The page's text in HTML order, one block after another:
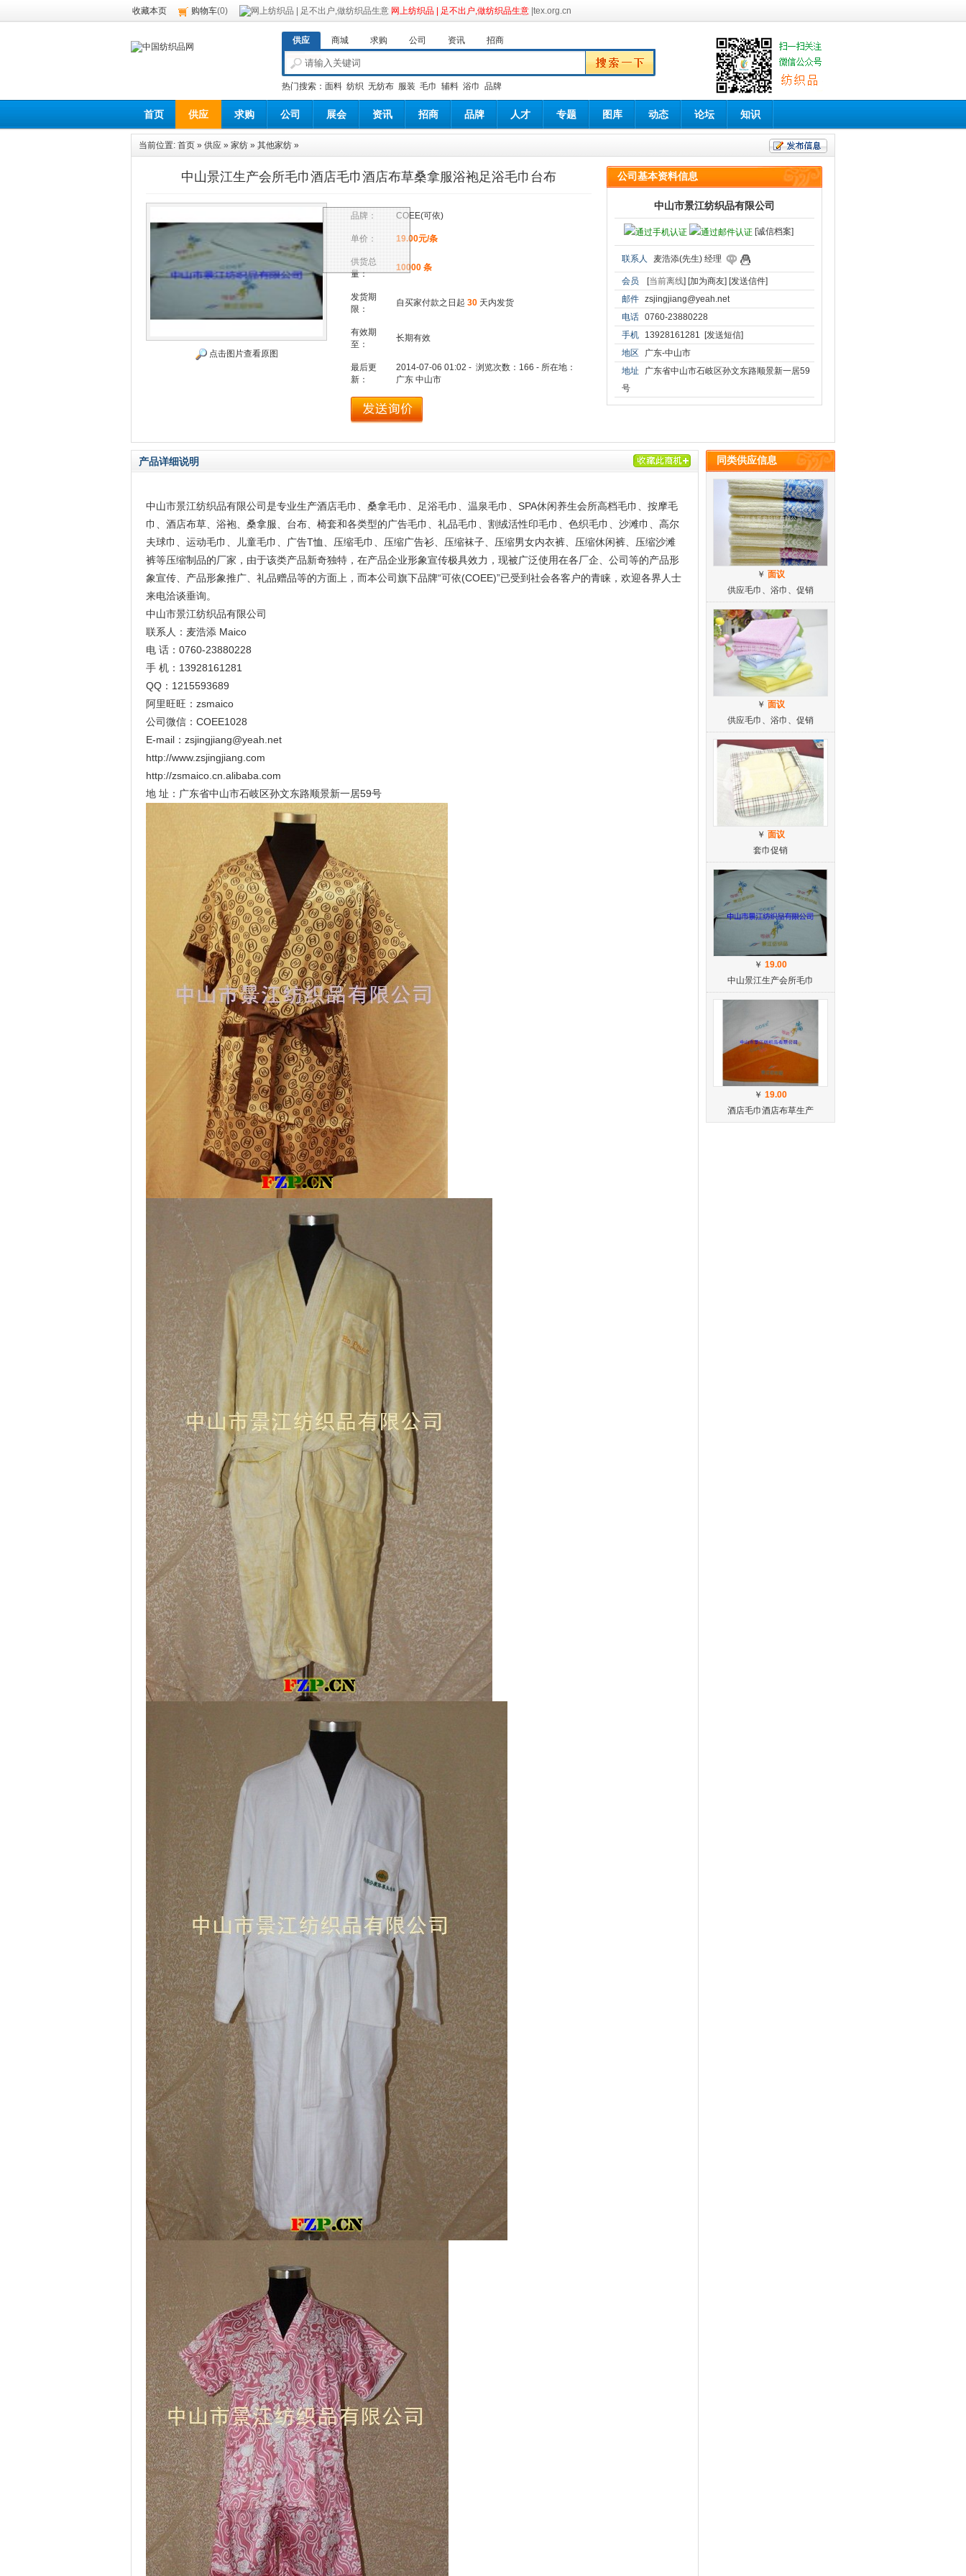
网上纺织品 | 足不出户,做纺织品生意
收藏本页 购物车(0) |tex.org.cn
供应 商城 求购 公司 资讯 招商
热门搜索： 面料 纺织 无纺布 服装 毛巾 辅料 浴巾 品牌
首页 供应 求购 公司 展会 资讯 招商 品牌 人才 专题 图库 动态 论坛 知识
当前位置: 首页 » 供应 » 家纺 » 其他家纺 »
中山景江生产会所毛巾酒店毛巾酒店布草桑拿服浴袍足浴毛巾台布
点击图片查看原图
品牌： COEE(可依)
单价： 19.00元/条
供货总
量：
10000 条
发货期
限：
自买家付款之日起 30 天内发货
有效期
至：
长期有效
最后更
新：
2014-07-06 01:02 - 浏览次数： 166 - 所在地：
广东 中山市
公司基本资料信息
中山市景江纺织品有限公司
[诚信档案]
联系人 麦浩添(先生) 经理
会员 [当前离线] [加为商友] [发送信件]
邮件 zsjingjiang@yeah.net
电话 0760-23880228
手机
13928161281 [发送短信]
地区
广东-中山市
地址
广东省中山市石岐区孙文东路顺景新一居59
号
产品详细说明
中山市景江纺织品有限公司是专业生产酒店毛巾、桑拿毛巾、足浴毛巾、温泉毛巾、 SPA休闲养生会所高档毛巾、按摩毛
巾、酒店布草、浴袍、桑拿服、台布、椅套和各类型的广告毛巾、礼品毛巾、割绒活性印毛巾、色织毛巾、沙滩巾、高尔
夫球巾、运动毛巾、儿童毛巾、广告T恤、压缩毛巾、压缩广告衫、压缩袜子、压缩男女内衣裤、压缩休闲裤、压缩沙滩
裤等压缩制品的厂家，由于该类产品新奇独特，在产品企业形象宣传极具效力，现被广泛使用在各厂企、公司等的产品形
象宣传、产品形象推广、礼品赠品等的方面上， 而本公司旗下品牌“可依(COEE)”已受到社会各客户的青睐， 欢迎各界人士
来电洽谈垂询。
中山市景江纺织品有限公司
联系人：麦浩添 Maico
电 话： 0760-23880228
手 机：13928161281
QQ：1215593689
阿里旺旺：zsmaico
公司微信： COEE1028
E-mail：zsjingjiang@yeah.net
http://www.zsjingjiang.com
http://zsmaico.cn.alibaba.com
地 址：广东省中山市石岐区孙文东路顺景新一居59号
同类供应信息
￥ 面议
供应毛巾、浴巾、促销
￥ 面议
供应毛巾、浴巾、促销
￥ 面议
套巾促销
￥ 19.00
中山景江生产会所毛巾
￥ 19.00
酒店毛巾酒店布草生产